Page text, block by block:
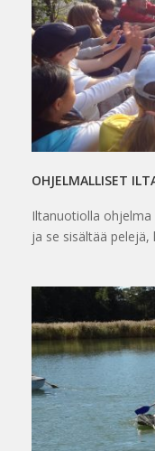
OHJELMALLISET
Iltanuotiolla
ja se sisältää